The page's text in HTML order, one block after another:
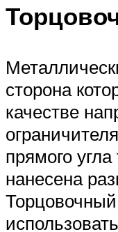
сторона
качестве
прямого
нанесена